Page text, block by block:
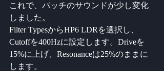
これで、パッチのサウンドが少し変化
しました。
Filter TypesからHP6 LDRを選択し、
Cutoffを400Hzに設定します。Driveを
15%に上げ、Resonanceは25%のままに
します。